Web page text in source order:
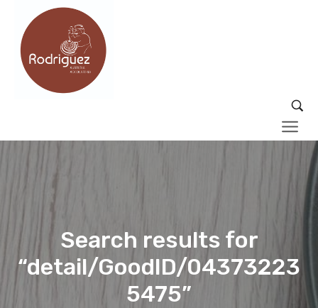
Search results for
“detail/GoodID/04373223
5475”